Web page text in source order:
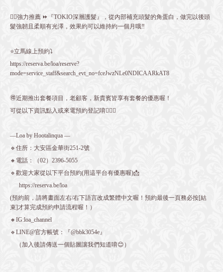
👍🏻強力推薦 ⏩『TOKIO深層護髮』，從內部補充頭髮的角蛋白，做完以後頭
髮強韌且柔順有光澤，效果約可以維持約一個月哦‼️
⭐️立馬線上預約⤵️
https://reserva.be/loa/reserve?
mode=service_staff&search_evt_no=fceJwzNLe0NDICAARkAT8
🉐近期推出套餐項目，老顧客，新貴賓皆享有套餐的優惠喔！
可從以下資訊點入或來電預約登記唷💁🏻‍♀️
—Loa by Hootalinqua —
🔹住所：大安區金華街251-2號
🔸電話：（02）2396-5055
🔹歡迎大家從以下平台預約(用這平台有優惠喔)📩
https://reserva.be/loa
(預約前，請將畫面左右/右下語言改成繁體中文喔！預約最後一頁務必按[結
束]才算完成預約申請流程喔！）
🔸IG:loa_channel
🔹LINE@官方帳號：『@bbk3054e』
（加入後請傳送一個貼圖讓我們知道唷😊）